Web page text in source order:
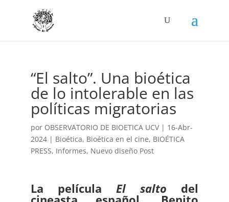
“El salto”. Una bioética
de lo intolerable en las
políticas migratorias
por OBSERVATORIO DE BIOETICA UCV| 16-Abr-
2024| Bioética, Bioética en el cine, BIOÉTICA
PRESS, Informes, Nuevo diseño Post
La película El salto del